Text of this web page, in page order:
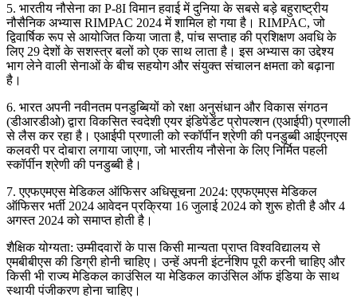
5. भारतीय नौसेना का P-8I विमान हवाई में दुनिया के सबसे बड़े बहुराष्ट्रीय
नौसैनिक अभ्यास RIMPAC 2024 में शामिल हो गया है। RIMPAC, जो
द्विवार्षिक रूप से आयोजित किया जाता है, पांच सप्ताह की प्रशिक्षण अवधि के
लिए 29 देशों के सशस्त्र बलों को एक साथ लाता है। इस अभ्यास का उद्देश्य
भाग लेने वाली सेनाओं के बीच सहयोग और संयुक्त संचालन क्षमता को बढ़ाना
है।
6. भारत अपनी नवीनतम पनडुब्बियों को रक्षा अनुसंधान और विकास संगठन
(डीआरडीओ) द्वारा विकसित स्वदेशी एयर इंडिपेंडेंट प्रोपल्शन (एआईपी) प्रणाली
से लैस कर रहा है। एआईपी प्रणाली को स्कॉर्पीन श्रेणी की पनडुब्बी आईएनएस
कलवरी पर दोबारा लगाया जाएगा, जो भारतीय नौसेना के लिए निर्मित पहली
स्कॉर्पीन श्रेणी की पनडुब्बी है।
7. एएफएमएस मेडिकल ऑफिसर अधिसूचना 2024: एएफएमएस मेडिकल
ऑफिसर भर्ती 2024 आवेदन प्रक्रिया 16 जुलाई 2024 को शुरू होती है और 4
अगस्त 2024 को समाप्त होती है।
शैक्षिक योग्यता: उम्मीदवारों के पास किसी मान्यता प्राप्त विश्वविद्यालय से
एमबीबीएस की डिग्री होनी चाहिए। उन्हें अपनी इंटर्नशिप पूरी करनी चाहिए और
किसी भी राज्य मेडिकल काउंसिल या मेडिकल काउंसिल ऑफ इंडिया के साथ
स्थायी पंजीकरण होना चाहिए।